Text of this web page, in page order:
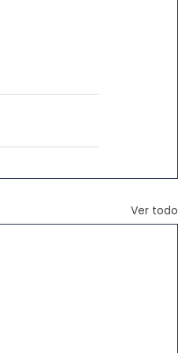
Ver todo